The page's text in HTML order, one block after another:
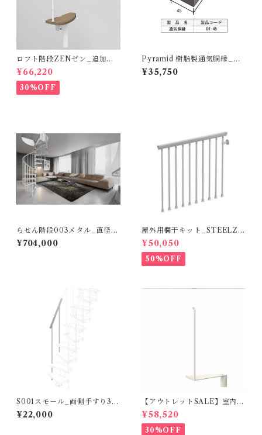
ロフト階段ZENゼン_追加ス
テップ_ハバナダーク（オプシ
ョン）
¥66,220
30%OFF
Pyramid 樹脂製通気胴縁_DT
45（50本入り）
¥35,750
らせん階段003メタル_直径14
0㎝_ホワイト（標準キット）
¥704,000
屋外用欄干キット_STEELZI
NK
¥50,050
50%OFF
S001スモール_両側手すり3段
分（オプション）
¥22,000
【アウトレットSALE】室内用
らせん階段SLIMスリム_φ130
cm_追加ステップ（オプショ
ン）
¥58,520
30%OFF